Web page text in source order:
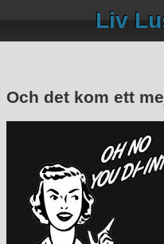
Liv
Och det kom ett